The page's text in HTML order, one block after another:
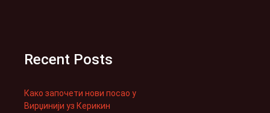
Recent Posts
Како започети нови посао у
Вирџинији уз Керикин